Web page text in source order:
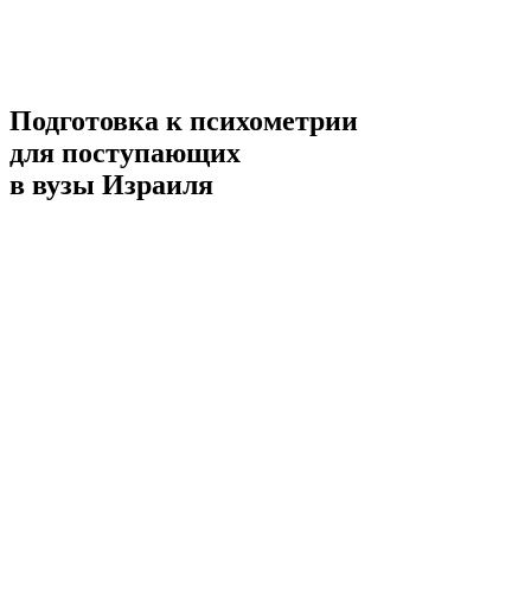
Подготовка к психометрии
для поступающих
в вузы Израиля